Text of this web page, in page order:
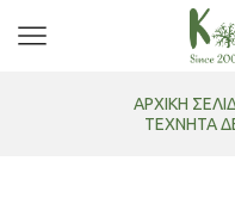
ΑΡΧΙΚΉ
ΤΕΧΝΗΤΆ